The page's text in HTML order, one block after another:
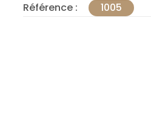
Référence : 1005